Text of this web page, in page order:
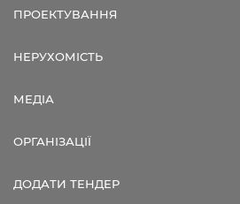
ПРОЕКТУВАННЯ
НЕРУХОМІСТЬ
МЕДІА
ОРГАНІЗАЦІЇ
ДОДАТИ ТЕНДЕР